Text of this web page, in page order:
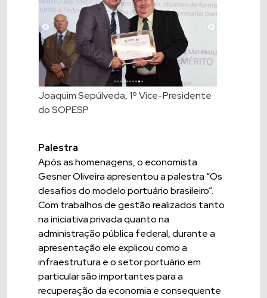
Joaquim Sepúlveda, 1º Vice-Presidente
do SOPESP
Palestra
Após as homenagens, o economista
Gesner Oliveira apresentou a palestra “Os
desafios do modelo portuário brasileiro”.
Com trabalhos de gestão realizados tanto
na iniciativa privada quanto na
administração pública federal, durante a
apresentação ele explicou como a
infraestrutura e o setor portuário em
particular são importantes para a
recuperação da economia e consequente